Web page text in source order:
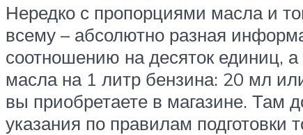
Нередко с пропорциями масла и
всему – абсолютно разная
соотношению на десяток единиц,
масла на 1 литр бензина: 20 мл
вы приобретаете в магазине. Там
указания по правилам подготовки